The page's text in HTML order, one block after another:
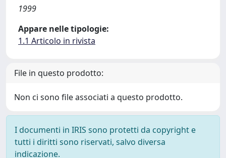
1999
Appare nelle tipologie:
1.1 Articolo in rivista
File in questo prodotto:
Non ci sono file associati a questo prodotto.
I documenti in IRIS sono protetti da copyright e
tutti i diritti sono riservati, salvo diversa
indicazione.